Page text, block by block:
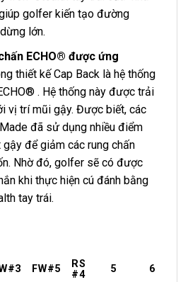
golfer kiến tạo đường
lớn.
ECHO® được ứng
thiết kế Cap Back là hệ thống
. Hệ thống này được trải
vị trí mũi gậy. Được biết, các
đã sử dụng nhiều điểm
để giảm các rung chấn
Nhờ đó, golfer sẽ có được
khi thực hiện cú đánh bằng
tay trái.
FW#5
RS
#4
5 6